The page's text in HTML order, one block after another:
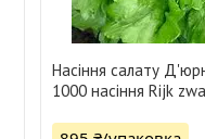
Насіння салату
1000 насіння Rijk